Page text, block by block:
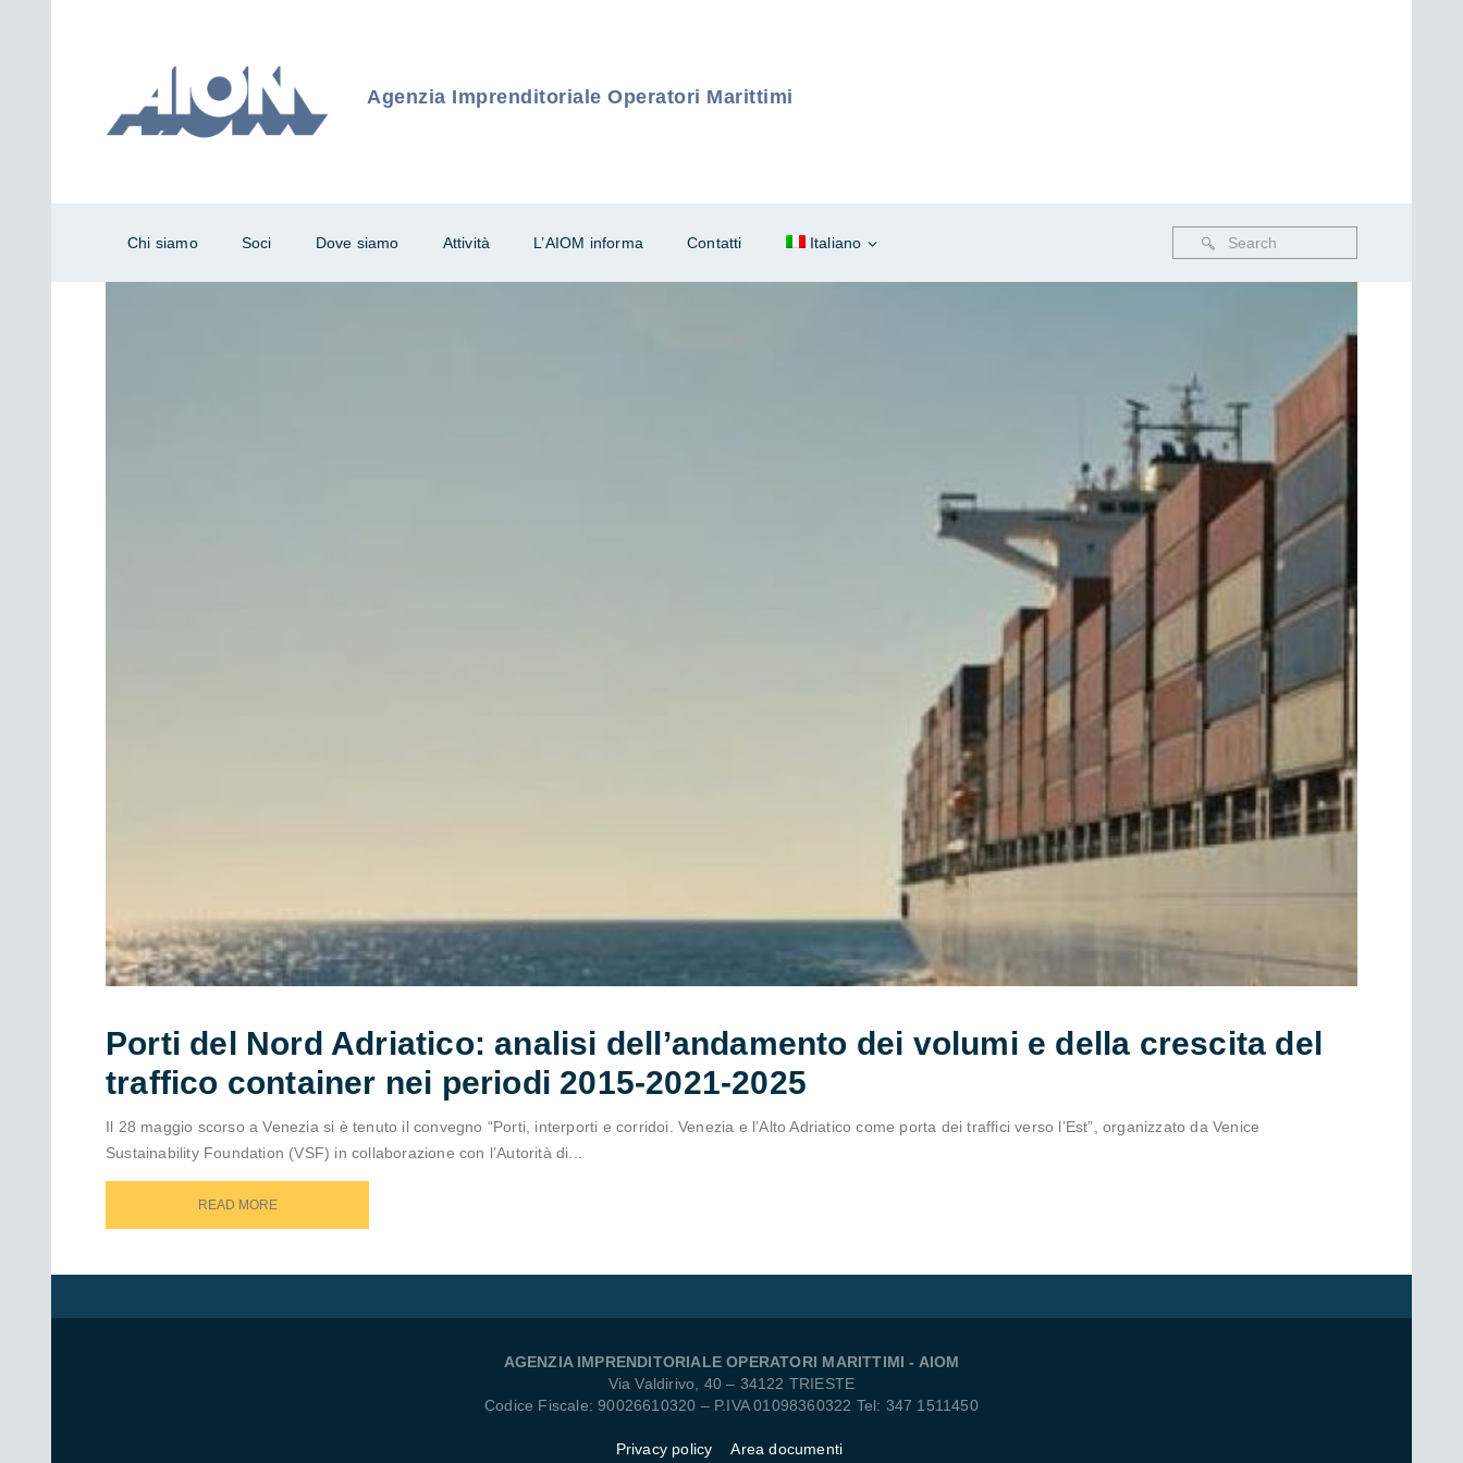
Agenzia Imprenditoriale Operatori Marittimi
Chi siamo Soci Dove siamo Attività L’AIOM informa Contatti Italiano
Porti del Nord Adriatico: analisi dell’andamento dei volumi e della crescita del
traffico container nei periodi 2015-2021-2025
Il 28 maggio scorso a Venezia si è tenuto il convegno “Porti, interporti e corridoi. Venezia e l’Alto Adriatico come porta dei traffici verso l’Est”, organizzato da Venice
Sustainability Foundation (VSF) in collaborazione con l’Autorità di...
READ MORE
AGENZIA IMPRENDITORIALE OPERATORI MARITTIMI - AIOM
Via Valdirivo, 40 – 34122 TRIESTE
Codice Fiscale: 90026610320 – P.IVA 01098360322 Tel: 347 1511450
Privacy policy
Area documenti